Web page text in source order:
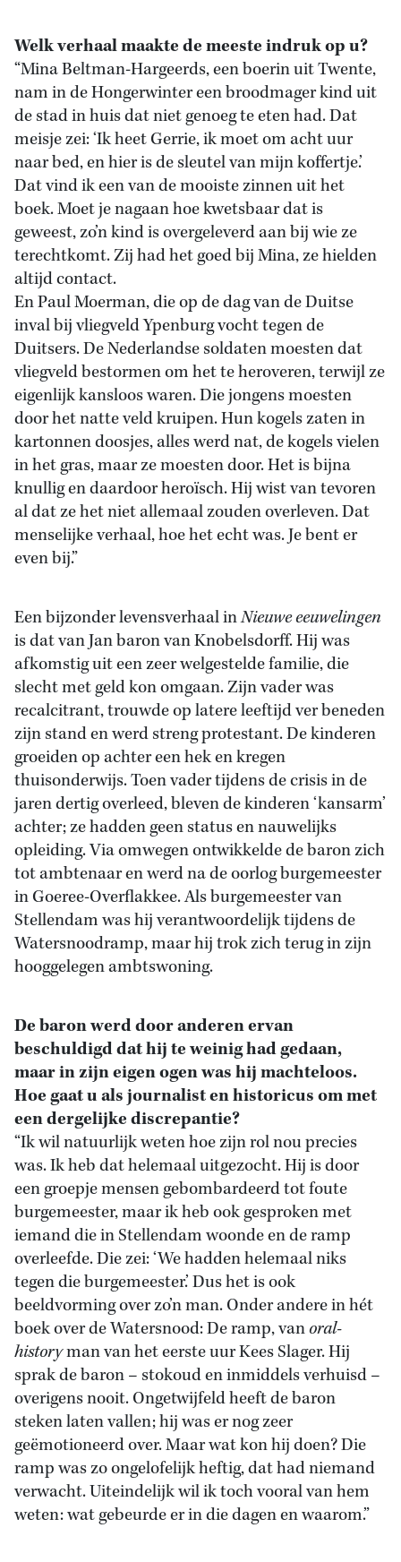
Welk verhaal maakte de meeste indruk op u?
“Mina Beltman-Hargeerds, een boerin uit Twente,
nam in de Hongerwinter een broodmager kind uit
de stad in huis dat niet genoeg te eten had. Dat
meisje zei: ‘Ik heet Gerrie, ik moet om acht uur
naar bed, en hier is de sleutel van mijn koffertje.’
Dat vind ik een van de mooiste zinnen uit het
boek. Moet je nagaan hoe kwetsbaar dat is
geweest, zo’n kind is overgeleverd aan bij wie ze
terechtkomt. Zij had het goed bij Mina, ze hielden
altijd contact.
En Paul Moerman, die op de dag van de Duitse
inval bij vliegveld Ypenburg vocht tegen de
Duitsers. De Nederlandse soldaten moesten dat
vliegveld bestormen om het te heroveren, terwijl ze
eigenlijk kansloos waren. Die jongens moesten
door het natte veld kruipen. Hun kogels zaten in
kartonnen doosjes, alles werd nat, de kogels vielen
in het gras, maar ze moesten door. Het is bijna
knullig en daardoor heroïsch. Hij wist van tevoren
al dat ze het niet allemaal zouden overleven. Dat
menselijke verhaal, hoe het echt was. Je bent er
even bij.”
Een bijzonder levensverhaal inNieuwe eeuwelingen
is dat van Jan baron van Knobelsdorff. Hij was
afkomstig uit een zeer welgestelde familie, die
slecht met geld kon omgaan. Zijn vader was
recalcitrant, trouwde op latere leeftijd ver beneden
zijn stand en werd streng protestant. De kinderen
groeiden op achter een hek en kregen
thuisonderwijs. Toen vader tijdens de crisis in de
jaren dertig overleed, bleven de kinderen ‘kansarm’
achter; ze hadden geen status en nauwelijks
opleiding. Via omwegen ontwikkelde de baron zich
tot ambtenaar en werd na de oorlog burgemeester
in Goeree-Overflakkee. Als burgemeester van
Stellendam was hij verantwoordelijk tijdens de
Watersnoodramp, maar hij trok zich terug in zijn
hooggelegen ambtswoning.
De baron werd door anderen ervan
beschuldigd dat hij te weinig had gedaan,
maar in zijn eigen ogen was hij machteloos.
Hoe gaat u als journalist en historicus om met
een dergelijke discrepantie?
“Ik wil natuurlijk weten hoe zijn rol nou precies
was. Ik heb dat helemaal uitgezocht. Hij is door
een groepje mensen gebombardeerd tot foute
burgemeester, maar ik heb ook gesproken met
iemand die in Stellendam woonde en de ramp
overleefde. Die zei: ‘We hadden helemaal niks
tegen die burgemeester.’ Dus het is ook
beeldvorming over zo’n man. Onder andere in hét
boek over de Watersnood: De ramp, vanoral-
historyman van het eerste uur Kees Slager. Hij
sprak de baron – stokoud en inmiddels verhuisd –
overigens nooit. Ongetwijfeld heeft de baron
steken laten vallen; hij was er nog zeer
geëmotioneerd over. Maar wat kon hij doen? Die
ramp was zo ongelofelijk heftig, dat had niemand
verwacht. Uiteindelijk wil ik toch vooral van hem
weten: wat gebeurde er in die dagen en waarom.”